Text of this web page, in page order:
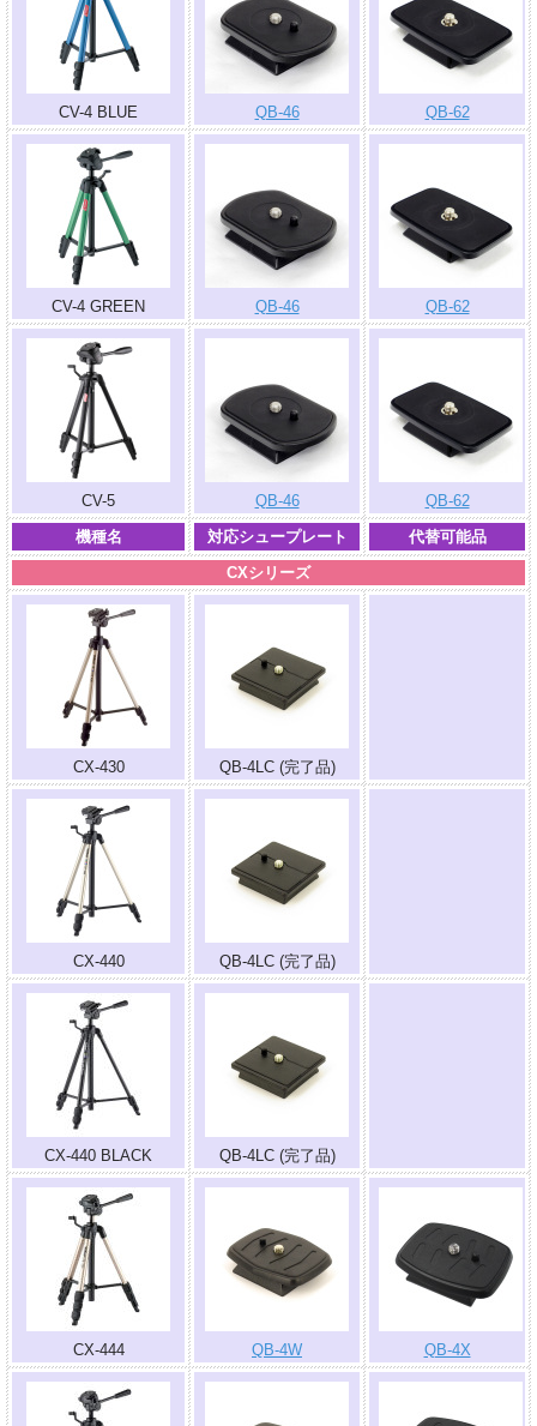
CV-4 BLUE QB-46 QB-62
CV-4 GREEN QB-46 QB-62
CV-5 QB-46
QB-62
機種名
対応シュープレート
代替可能品
CXシリーズ
CX-430 QB-4LC (完了品)
CX-440 QB-4LC (完了品)
CX-440 BLACK QB-4LC (完了品)
CX-444 QB-4W QB-4X